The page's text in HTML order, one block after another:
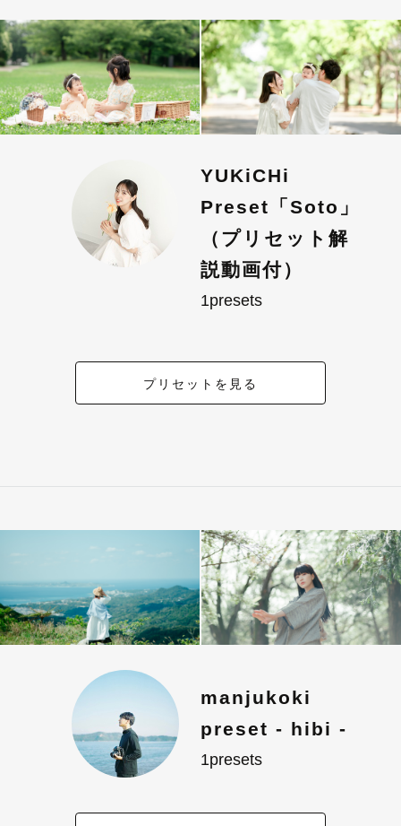
YUKiCHi
Preset「Soto」
（プリセット解
説動画付）
1presets
プリセットを見る
manjukoki
preset - hibi -
1presets